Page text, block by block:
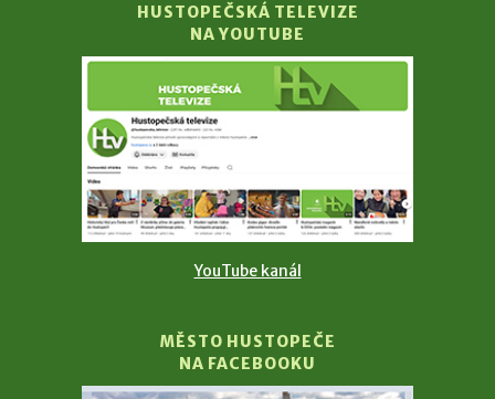
HUSTOPEČSKÁ TELEVIZE
NA YOUTUBE
YouTube kanál
MĚSTO HUSTOPEČE
NA FACEBOOKU